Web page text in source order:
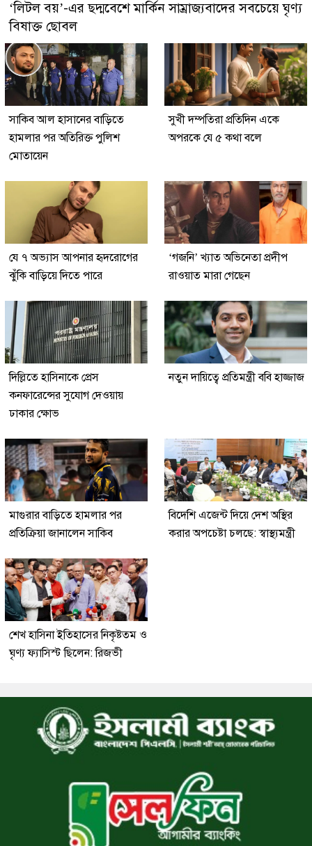
‘লিটল বয়’-এর ছদ্মবেশে মার্কিন সাম্রাজ্যবাদের সবচেয়ে ঘৃণ্য
বিষাক্ত ছোবল
সাকিব আল হাসানের বাড়িতে
হামলার পর অতিরিক্ত পুলিশ
মোতায়েন
সুখী দম্পতিরা প্রতিদিন একে
অপরকে যে ৫ কথা বলে
যে ৭ অভ্যাস আপনার হৃদরোগের
ঝুঁকি বাড়িয়ে দিতে পারে
‘গজনি’ খ্যাত অভিনেতা প্রদীপ
রাওয়াত মারা গেছেন
দিল্লিতে হাসিনাকে প্রেস
কনফারেন্সের সুযোগ দেওয়ায়
ঢাকার ক্ষোভ
নতুন দায়িত্বে প্রতিমন্ত্রী ববি হাজ্জাজ
মাগুরার বাড়িতে হামলার পর
প্রতিক্রিয়া জানালেন সাকিব
বিদেশি এজেন্ট দিয়ে দেশ অস্থির
করার অপচেষ্টা চলছে: স্বাস্থ্যমন্ত্রী
শেখ হাসিনা ইতিহাসের নিকৃষ্টতম ও
ঘৃণ্য ফ্যাসিস্ট ছিলেন: রিজভী